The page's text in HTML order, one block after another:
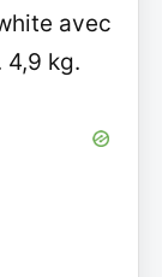
avec
4,9 kg.